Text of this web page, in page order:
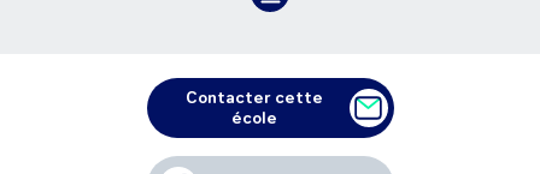
Contacter cette
école